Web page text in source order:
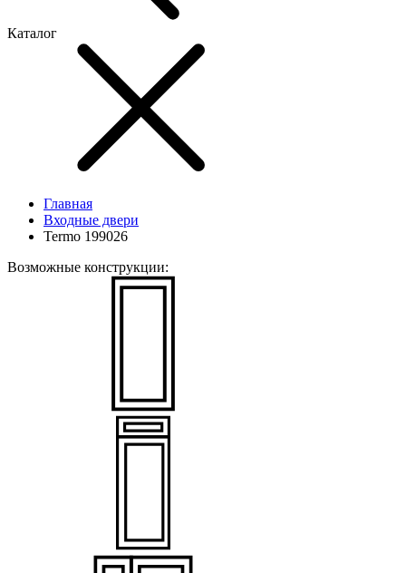
Каталог
Главная
Входные двери
Termo 199026
Возможные конструкции: